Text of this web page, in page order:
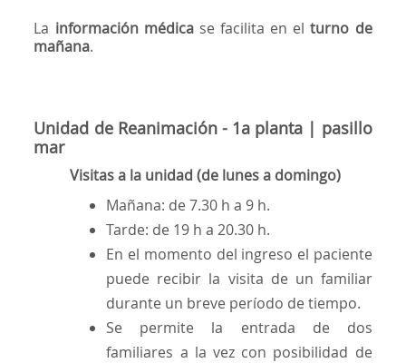
La información médicase facilita en elturno de
mañana.
Unidad de Reanimación - 1a planta | pasillo
mar
Visitas a la unidad (de lunes a domingo)
Mañana: de 7.30 h a 9 h.
Tarde: de 19 h a 20.30 h.
En el momento del ingreso el paciente
puede recibir la visita de un familiar
durante un breve período de tiempo.
Se permite la entrada de dos
familiares a la vez con posibilidad de